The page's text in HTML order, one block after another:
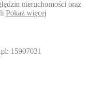
nieruchomości oraz
Pokaż więcej
15907031